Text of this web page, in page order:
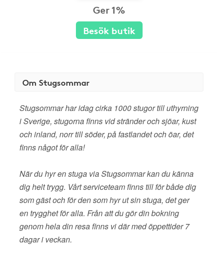
Ger 1%
Besök butik
Om Stugsommar
Stugsommar har idag cirka 1000 stugor till uthyrning
i Sverige, stugorna finns vid stränder och sjöar, kust
och inland, norr till söder, på fastlandet och öar, det
finns något för alla!
När du hyr en stuga via Stugsommar kan du känna
dig helt trygg. Vårt serviceteam finns till för både dig
som gäst och för den som hyr ut sin stuga, det ger
en trygghet för alla. Från att du gör din bokning
genom hela din resa finns vi där med öppettider 7
dagar i veckan.